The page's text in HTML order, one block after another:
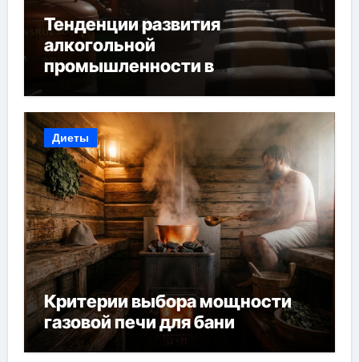
Тенденции развития
алкогольной
промышленности в
Диеты
Критерии выбора мощности
газовой печи для бани